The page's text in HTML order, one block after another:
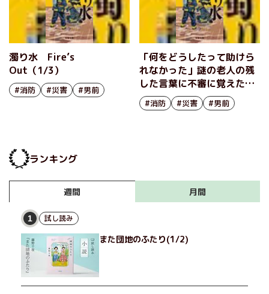
濁り水 Fire’s
Out（1/3）
#消防 #災害 #男前
「何をどうしたって助けら
れなかった」謎の老人の残
した言葉に不審に覚えた消
防士は──。大人気消防ミ
ステリー 『濁り水 Fire's
#消防 #災害 #男前
ランキング
週間 月間
1 試し読み
また団地のふたり(1/2)